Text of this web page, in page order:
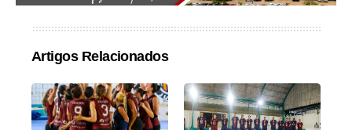
Artigos Relacionados